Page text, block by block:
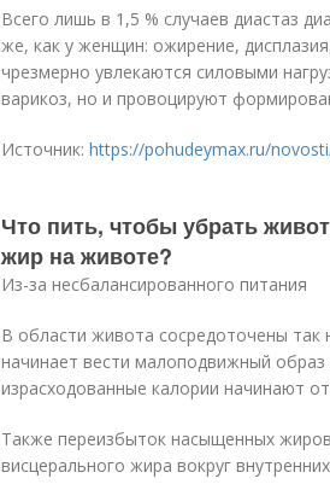
Всего лишь в 1,5 % случаев диастаз
же, как у женщин: ожирение,
чрезмерно увлекаются силовыми
варикоз, но и провоцируют
Источник: https://pohudeymax.ru/
Что пить, чтобы убрать
жир на животе?
Из-за несбалансированного питания
В области живота сосредоточены
начинает вести малоподвижный
израсходованные калории начинают
Также переизбыток насыщенных
висцерального жира вокруг